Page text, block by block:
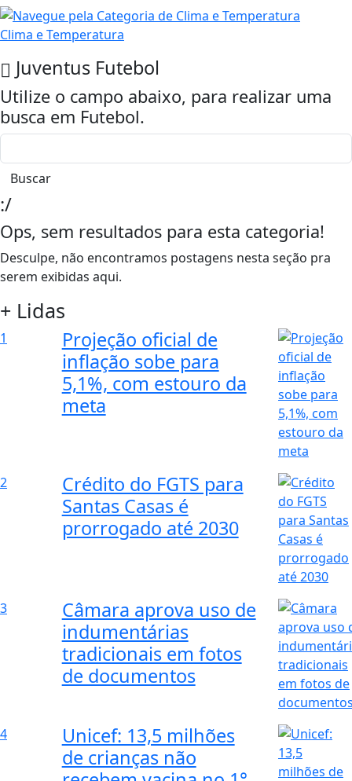
Clima e Temperatura
Juventus Futebol
Utilize o campo abaixo, para realizar uma
busca em Futebol.
Buscar
:/
Ops, sem resultados para esta categoria!
Desculpe, não encontramos postagens nesta seção pra
serem exibidas aqui.
+ Lidas
1
Projeção oficial de
inflação sobe para
5,1%, com estouro da
meta
2
Crédito do FGTS para
Santas Casas é
prorrogado até 2030
3
Câmara aprova uso de
indumentárias
tradicionais em fotos
de documentos
4
Unicef: 13,5 milhões
de crianças não